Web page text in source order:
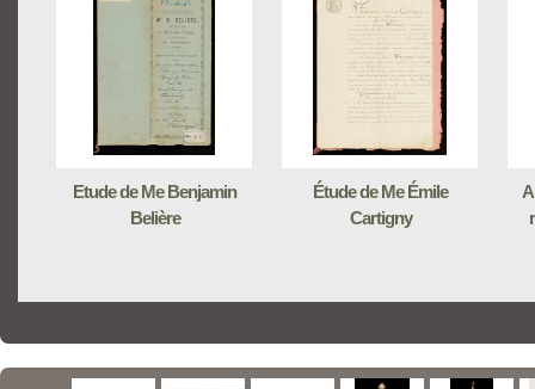
Etude de Me Benjamin
Belière
Étude de Me Émile
Cartigny